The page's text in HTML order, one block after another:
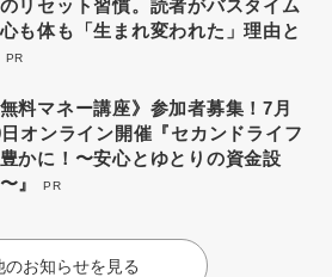
リセット習慣。読者がバスタイム
も体も「生まれ変われた」理由と
PR
無料マネー講座》参加者募集！7月
オンライン開催『セカンドライフ
かに！〜安心とゆとりの資金設
』
PR
のお知らせを見る